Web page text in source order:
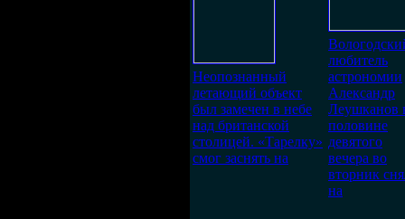
Неопознанный
летающий объект
был замечен в небе
над британской
столицей. «Тарелку»
смог заснять на
любитель
астрономии
Александр
Леушканов
половине
девятого
вечера во
вторник
на